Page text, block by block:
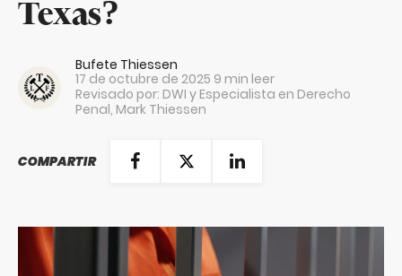
Texas?
Bufete Thiessen
17 de octubre de 2025 9 min leer
Revisado por: DWI y Especialista en Derecho
Penal, Mark Thiessen
COMPARTIR